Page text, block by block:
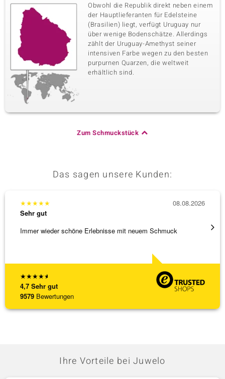
Obwohl die Republik direkt neben einem
der Hauptlieferanten für Edelsteine
(Brasilien) liegt, verfügt Uruguay nur
über wenige Bodenschätze. Allerdings
zählt der Uruguay-Amethyst seiner
intensiven Farbe wegen zu den besten
purpurnen Quarzen, die weltweit
erhältlich sind.
Zum Schmuckstück
Das sagen unsere Kunden:
★★★★★
4,7 Sehr gut
9579 Bewertungen
★★★★★
Sehr gut
Immer wieder schöne Erlebnisse mit neuem Schmuck
08.08.2026
Ihre Vorteile bei Juwelo